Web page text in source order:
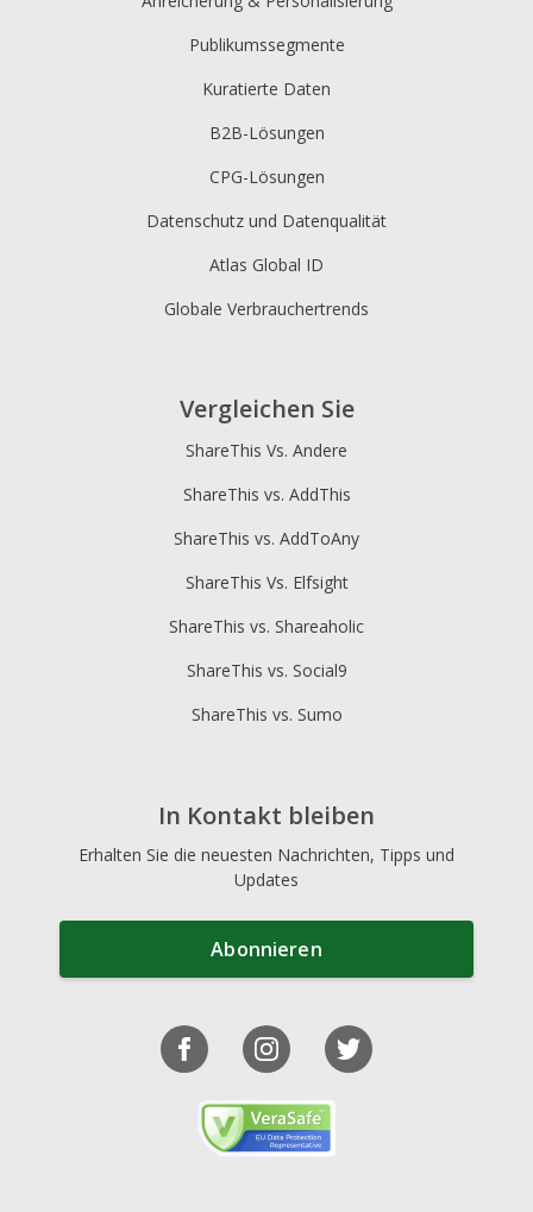
Publikumssegmente
Kuratierte Daten
B2B-Lösungen
CPG-Lösungen
Datenschutz und Datenqualität
Atlas Global ID
Globale Verbrauchertrends
Vergleichen Sie
ShareThis Vs. Andere
ShareThis vs. AddThis
ShareThis vs. AddToAny
ShareThis Vs. Elfsight
ShareThis vs. Shareaholic
ShareThis vs. Social9
ShareThis vs. Sumo
In Kontakt bleiben
Erhalten Sie die neuesten Nachrichten, Tipps und
Updates
Abonnieren